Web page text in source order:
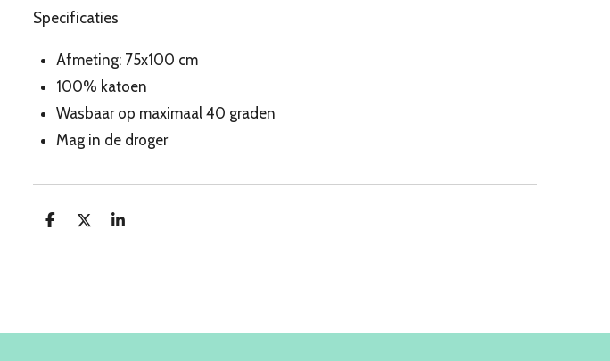
Specificaties
Afmeting: 75x100 cm
100% katoen
Wasbaar op maximaal 40 graden
Mag in de droger
D
D
S